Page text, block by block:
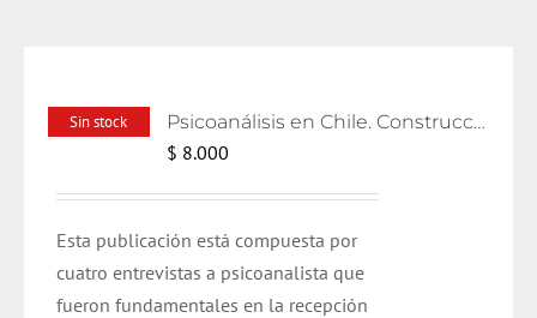
Sin stock Psicoanálisis en Chile. Construcciones y relatos
$ 8.000
Esta publicación está compuesta por
cuatro entrevistas a psicoanalista que
fueron fundamentales en la recepción